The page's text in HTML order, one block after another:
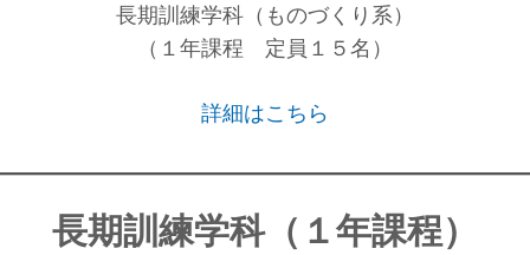
長期訓練学科（ものづくり系）
（１年課程 定員１５名）
詳細はこちら
長期訓練学科（１年課程）